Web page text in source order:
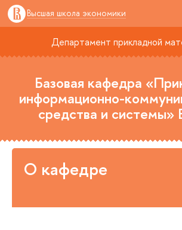
Высшая школа экономики
Департамент прикладной
Базовая кафедра
информационно-
средства и
О кафедре